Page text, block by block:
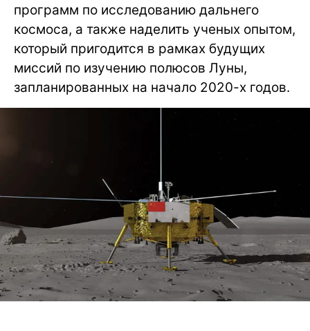
программ по исследованию дальнего
космоса, а также наделить ученых опытом,
который пригодится в рамках будущих
миссий по изучению полюсов Луны,
запланированных на начало 2020-х годов.